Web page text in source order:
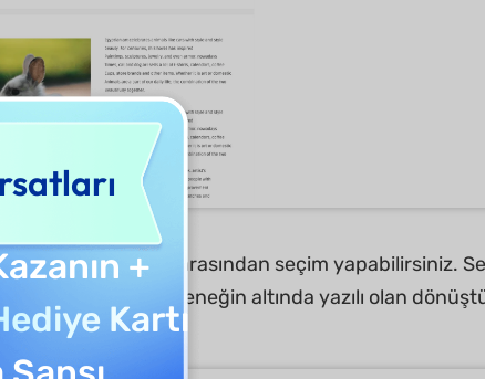
fazla seçenek arasından seçim yapabilirsiniz.
Ayrıca, her seçeneğin altında yazılı olan
+
Kartı